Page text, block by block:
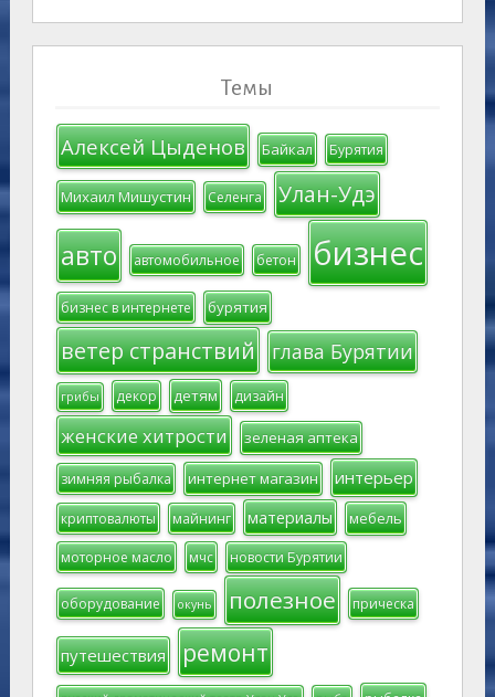
Темы
Алексей Цыденов Байкал Бурятия
Михаил Мишустин Селенга Улан-Удэ
авто автомобильное бетон бизнес
бизнес в интернете бурятия
ветер странствий глава Бурятии
грибы декор детям дизайн
женские хитрости зеленая аптека
зимняя рыбалка интернет магазин интерьер
криптовалюты майнинг материалы мебель
моторное масло мчс новости Бурятии
оборудование окунь полезное прическа
путешествия ремонт